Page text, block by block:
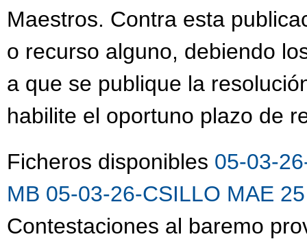
Maestros. Contra esta
o recurso alguno, debiendo
a que se publique la
habilite el oportuno plazo de
Ficheros disponibles 05-03-
MB 05-03-26-CSILLO MAE
Contestaciones al baremo